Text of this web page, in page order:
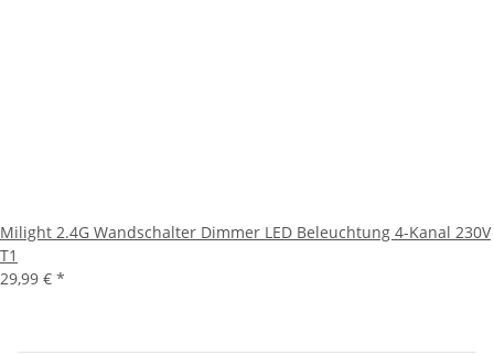
Milight 2.4G Wandschalter Dimmer LED Beleuchtung 4-Kanal 230V
T1
29,99 € *